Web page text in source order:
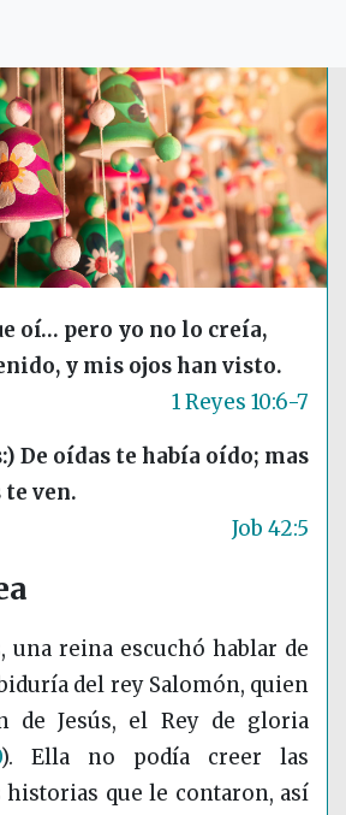
oí… pero yo no lo creía,
y mis ojos han visto.
1 Reyes 10:6-7
De oídas te había oído; mas
ven.
Job 42:5
una reina escuchó hablar de
del rey Salomón, quien
de Jesús, el Rey de gloria
). Ella no podía creer las
historias que le contaron, así